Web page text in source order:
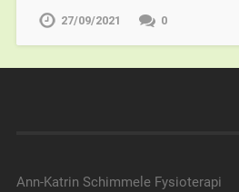
27/09/2021 0
Ann-Katrin Schimmele Fysioterapi